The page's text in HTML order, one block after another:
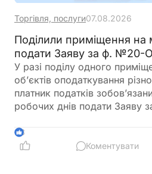
Торгівля, послуги07.08.2026
Поділили приміщення на
подати Заяву за ф. №20-
У разі поділу одного
об’єктів оподаткування
платник податків
робочих днів подати
інформацію про закриття
створення нових у різних
3
Коментувати